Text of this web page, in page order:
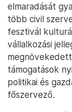
elmaradását
több civil
fesztivál
vállalkozási
támogatások
politikai és
főszervező.